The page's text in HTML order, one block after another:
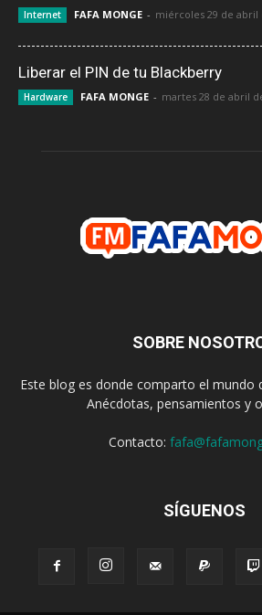
Internet FAFA MONGE - miércoles 29 de abril
Liberar el PIN de tu Blackberry
Hardware FAFA MONGE - martes 28 de abril
SOBRE
Este blog es donde comparto el mundo
Anécdotas, pensamientos y
Contacto:
SÍGUENOS